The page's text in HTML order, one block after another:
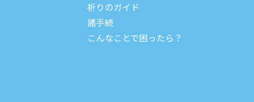
祈りのガイド
諸⼿続
こんなことで困ったら？